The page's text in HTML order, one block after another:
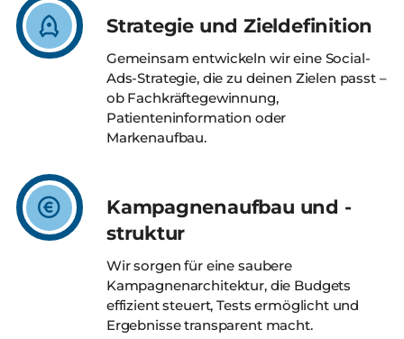
Strategie und Zieldefinition
Gemeinsam entwickeln wir eine Social-
Ads-Strategie, die zu deinen Zielen passt –
ob Fachkräftegewinnung,
Patienteninformation oder
Markenaufbau.
Kampagnenaufbau und -
struktur
Wir sorgen für eine saubere
Kampagnenarchitektur, die Budgets
effizient steuert, Tests ermöglicht und
Ergebnisse transparent macht.